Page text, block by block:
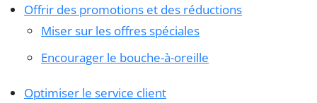
Offrir des promotions et des réductions
Miser sur les offres spéciales
Encourager le bouche-à-oreille
Optimiser le service client